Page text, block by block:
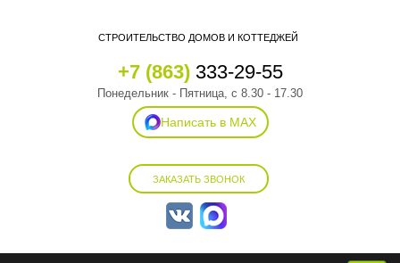
СТРОИТЕЛЬСТВО ДОМОВ И КОТТЕДЖЕЙ
+7 (863)333-29-55
Понедельник - Пятница, с 8.30 - 17.30
Написать в MAX
ЗАКАЗАТЬ ЗВОНОК